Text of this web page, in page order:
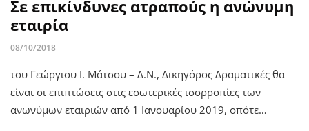
Σε επικίνδυνες ατραπούς η ανώνυμη
εταιρία
08/10/2018
του Γεώργιου Ι. Μάτσου – Δ.Ν., Δικηγόρος Δραματικές θα
είναι οι επιπτώσεις στις εσωτερικές ισορροπίες των
ανωνύμων εταιριών από 1 Ιανουαρίου 2019, οπότε…